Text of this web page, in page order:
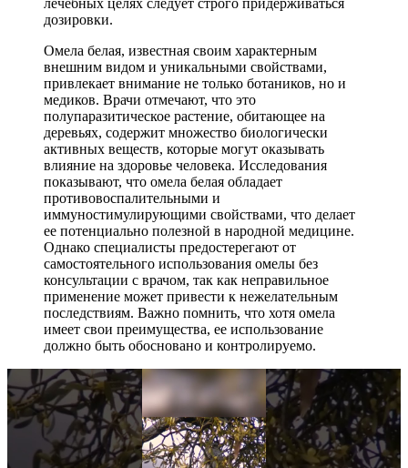
дозировки.
Омела белая, известная своим характерным
внешним видом и уникальными свойствами,
привлекает внимание не только ботаников, но и
медиков. Врачи отмечают, что это
полупаразитическое растение, обитающее на
деревьях, содержит множество биологически
активных веществ, которые могут оказывать
влияние на здоровье человека. Исследования
показывают, что омела белая обладает
противовоспалительными и
иммуностимулирующими свойствами, что делает
ее потенциально полезной в народной медицине.
Однако специалисты предостерегают от
самостоятельного использования омелы без
консультации с врачом, так как неправильное
применение может привести к нежелательным
последствиям. Важно помнить, что хотя омела
имеет свои преимущества, ее использование
должно быть обосновано и контролируемо.